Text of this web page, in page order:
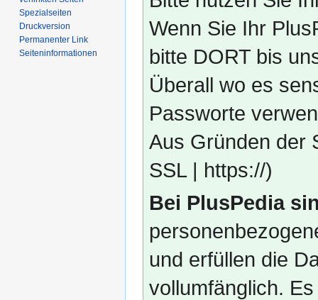
Wenn Sie Ihr
bitte DORT bis
Überall wo es
Passworte
Aus Gründen der
SSL | https://)
Bei PlusPedia
und erfüllen die
vollumfänglich.
Spezialseiten
Druckversion
Permanenter Link
Seiten­­informationen